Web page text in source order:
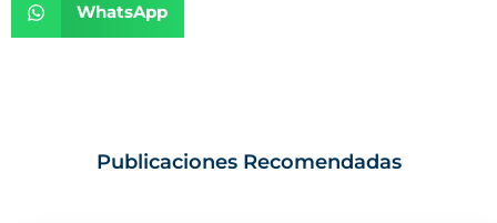
WhatsApp
Publicaciones Recomendadas